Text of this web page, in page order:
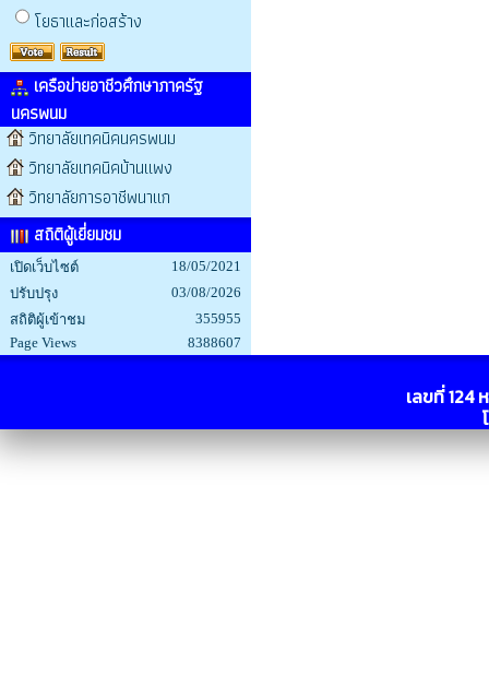
โยธาและก่อสร้าง
เครือข่ายอาชีวศึกษาภาครัฐ
นครพนม
วิทยาลัยเทคนิคนครพนม
วิทยาลัยเทคนิคบ้านแพง
วิทยาลัยการอาชีพนาแก
สถิติผู้เยี่ยมชม
เปิดเว็บไซต์
18/05/2021
ปรับปรุง
03/08/2026
สถิติผู้เข้าชม
355955
Page Views
8388607
เลขที่ 124